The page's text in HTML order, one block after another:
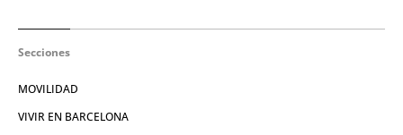
Secciones
MOVILIDAD
VIVIR EN BARCELONA